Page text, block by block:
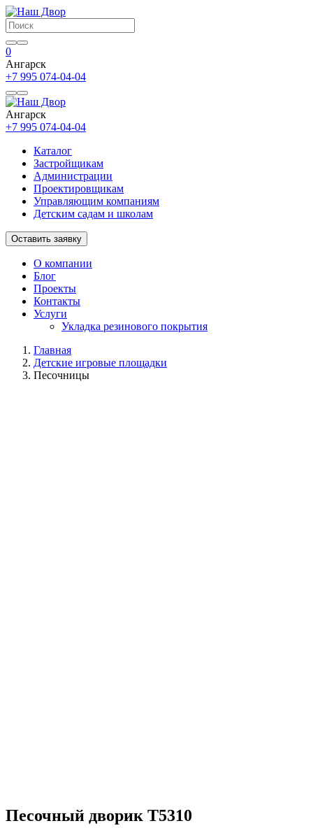
0
Ангарск
+7 995 074-04-04
Ангарск
+7 995 074-04-04
Каталог
Застройщикам
Администрации
Проектировщикам
Управляющим компаниям
Детским садам и школам
Оставить заявку
О компании
Блог
Проекты
Контакты
Услуги
Укладка резинового покрытия
Главная
Детские игровые площадки
Песочницы
Песочный дворик T5310